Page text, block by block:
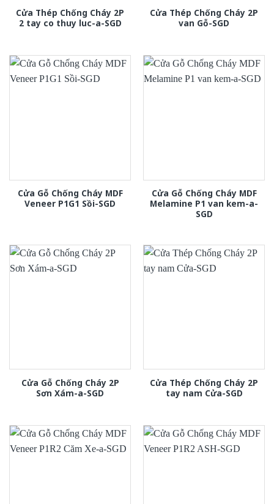
Cửa Thép Chống Cháy 2P
2 tay co thuy luc-a-SGD
Cửa Thép Chống Cháy 2P
van Gỗ-SGD
Cửa Gỗ Chống Cháy MDF
Veneer P1G1 Sồi-SGD
Cửa Gỗ Chống Cháy MDF
Melamine P1 van kem-a-
SGD
Cửa Gỗ Chống Cháy 2P
Sơn Xám-a-SGD
Cửa Thép Chống Cháy 2P
tay nam Cửa-SGD